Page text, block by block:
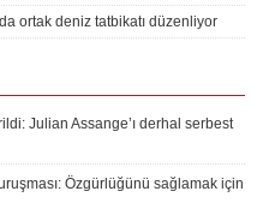
ortak deniz tatbikatı düzenliyor
Julian Assange’ı derhal serbest
Özgürlüğünü sağlamak için